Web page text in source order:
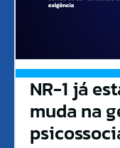
NR-1 já
muda na